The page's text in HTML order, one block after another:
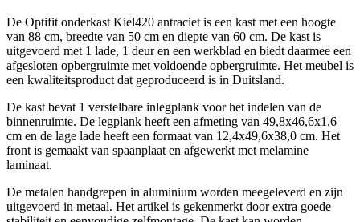
De Optifit onderkast Kiel420 antraciet is een kast met een hoogte
van 88 cm, breedte van 50 cm en diepte van 60 cm. De kast is
uitgevoerd met 1 lade, 1 deur en een werkblad en biedt daarmee een
afgesloten opbergruimte met voldoende opbergruimte. Het meubel is
een kwaliteitsproduct dat geproduceerd is in Duitsland.
De kast bevat 1 verstelbare inlegplank voor het indelen van de
binnenruimte. De legplank heeft een afmeting van 49,8x46,6x1,6
cm en de lage lade heeft een formaat van 12,4x49,6x38,0 cm. Het
front is gemaakt van spaanplaat en afgewerkt met melamine
laminaat.
De metalen handgrepen in aluminium worden meegeleverd en zijn
uitgevoerd in metaal. Het artikel is gekenmerkt door extra goede